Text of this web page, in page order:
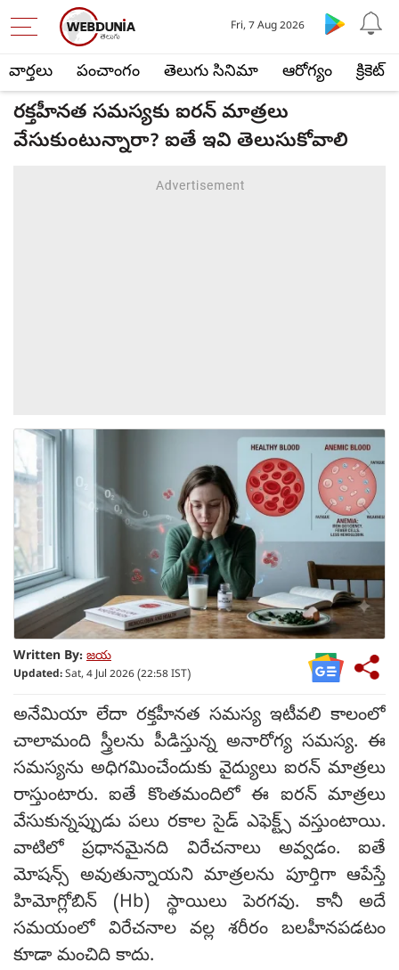
వార్తలు పంచాంగం తెలుగు సినిమా ఆరోగ్యం క్రికెట్
Fri, 7 Aug 2026
రక్తహీనత సమస్యకు ఐరన్ మాత్రలు
వేసుకుంటున్నారా? ఐతే ఇవి తెలుసుకోవాలి
Written By: జయ
Updated:Sat, 4 Jul 2026 (22:58 IST)
అనేమియా లేదా రక్తహీనత సమస్య ఇటీవలి కాలంలో
చాలామంది స్త్రీలను పీడిస్తున్న అనారోగ్య సమస్య. ఈ
సమస్యను అధిగమించేందుకు వైద్యులు ఐరన్ మాత్రలు
రాస్తుంటారు. ఐతే కొంతమందిలో ఈ ఐరన్ మాత్రలు
వేసుకున్నప్పుడు పలు రకాల సైడ్ ఎఫెక్ట్స్ వస్తుంటాయి.
వాటిలో ప్రధానమైనది విరేచనాలు అవ్వడం. ఐతే
మోషన్స్ అవుతున్నాయని మాత్రలను పూర్తిగా ఆపేస్తే
హిమోగ్లోబిన్ (Hb) స్థాయిలు పెరగవు. కానీ అదే
సమయంలో విరేచనాల వల్ల శరీరం బలహీనపడటం
కూడా మంచిది కాదు.